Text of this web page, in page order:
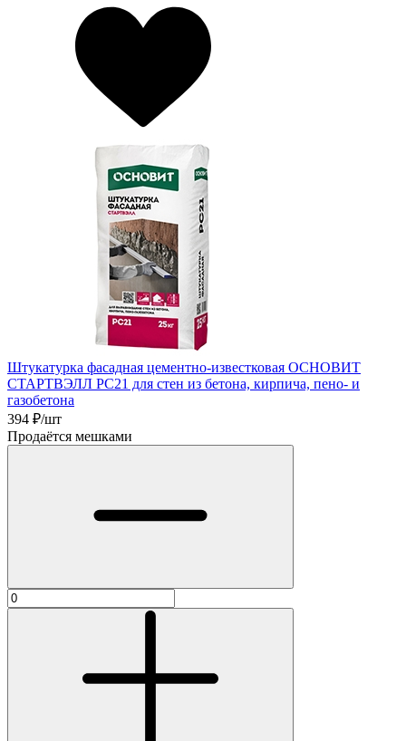
Штукатурка фасадная цементно-известковая ОСНОВИТ
СТАРТВЭЛЛ PC21 для стен из бетона, кирпича, пено- и
газобетона
394 ₽/шт
Продаётся мешками